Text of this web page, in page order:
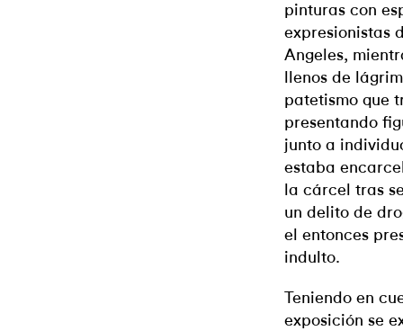
pinturas con
expresionistas
Angeles,
llenos de
patetismo que
presentando
junto a
estaba
la cárcel tras
un delito de
el entonces
indulto.
Teniendo en
exposición se